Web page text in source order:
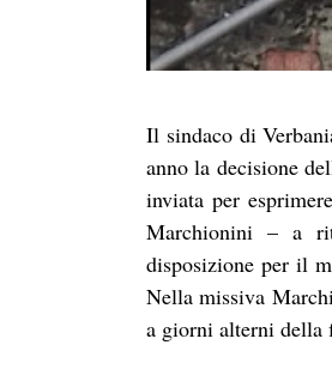
Il sindaco di
anno la decisione
inviata per
Marchionini – a
disposizione per il
Nella missiva
a giorni alterni della